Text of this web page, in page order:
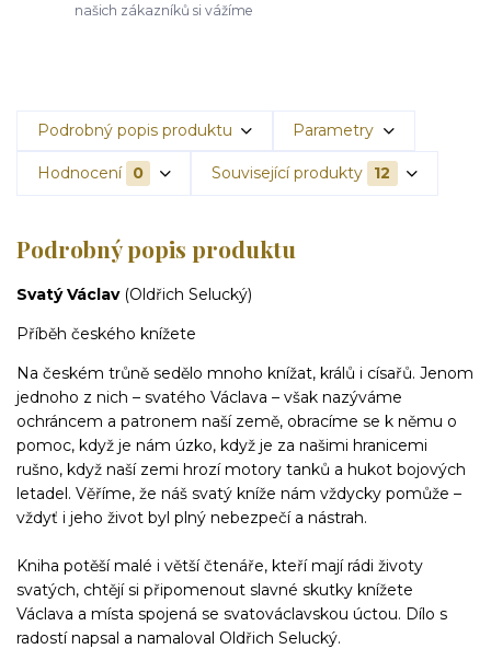
našich zákazníků si vážíme
Podrobný popis produktu Parametry
Hodnocení 0 Související produkty 12
Podrobný popis produktu
Svatý Václav (Oldřich Selucký)
Příběh českého knížete
Na českém trůně sedělo mnoho knížat, králů i císařů. Jenom
jednoho z nich – svatého Václava – však nazýváme
ochráncem a patronem naší země, obracíme se k němu o
pomoc, když je nám úzko, když je za našimi hranicemi
rušno, když naší zemi hrozí motory tanků a hukot bojových
letadel. Věříme, že náš svatý kníže nám vždycky pomůže –
vždyť i jeho život byl plný nebezpečí a nástrah.
Kniha potěší malé i větší čtenáře, kteří mají rádi životy
svatých, chtějí si připomenout slavné skutky knížete
Václava a místa spojená se svatováclavskou úctou. Dílo s
radostí napsal a namaloval Oldřich Selucký.